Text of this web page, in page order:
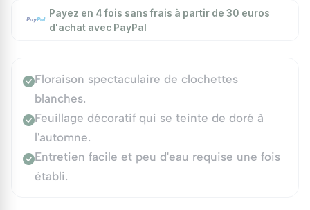
Payez en 4 fois sans frais à partir de 30 euros
d'achat avec PayPal
Floraison spectaculaire de clochettes
blanches.
Feuillage décoratif qui se teinte de doré à
l'automne.
Entretien facile et peu d'eau requise une fois
établi.